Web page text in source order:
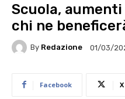
Scuola,
chi ne
By Redazione 01/03/
Facebook X